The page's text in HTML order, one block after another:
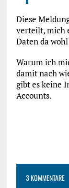
Diese
verteilt, mich
Daten da
Warum ich
damit nach
gibt es keine
Accounts.
3 KOMMENTARE